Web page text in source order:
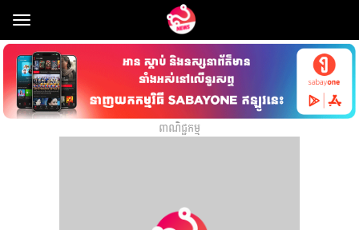
Toggle
navigation
ពាណិជ្ជកម្ម